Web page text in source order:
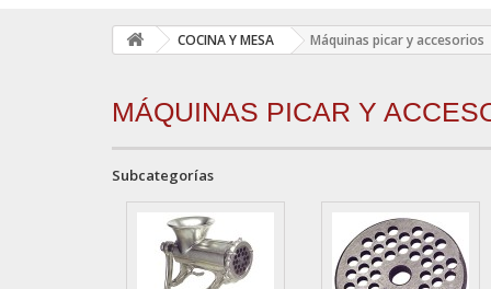
COCINA Y MESA Máquinas picar y accesorios
MÁQUINAS PICAR Y
Subcategorías